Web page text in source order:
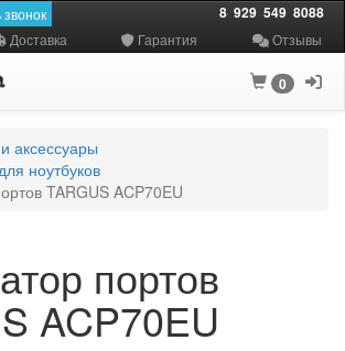
звонок 8 929 549 8088
Доставка Гарантия Отзывы
0
аксессуары
ноутбуков
TARGUS ACP70EU
портов
ACP70EU